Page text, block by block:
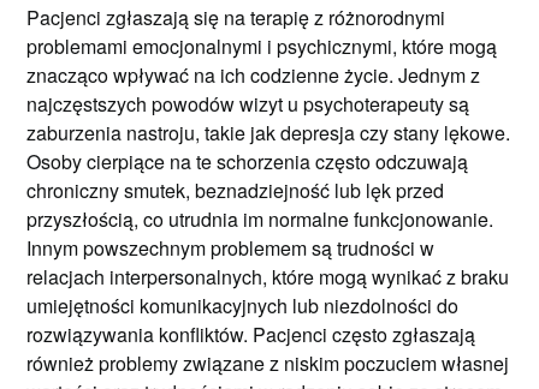
Pacjenci zgłaszają się na terapię z różnorodnymi
problemami emocjonalnymi i psychicznymi, które mogą
znacząco wpływać na ich codzienne życie. Jednym z
najczęstszych powodów wizyt u psychoterapeuty są
zaburzenia nastroju, takie jak depresja czy stany lękowe.
Osoby cierpiące na te schorzenia często odczuwają
chroniczny smutek, beznadziejność lub lęk przed
przyszłością, co utrudnia im normalne funkcjonowanie.
Innym powszechnym problemem są trudności w
relacjach interpersonalnych, które mogą wynikać z braku
umiejętności komunikacyjnych lub niezdolności do
rozwiązywania konfliktów. Pacjenci często zgłaszają
również problemy związane z niskim poczuciem własnej